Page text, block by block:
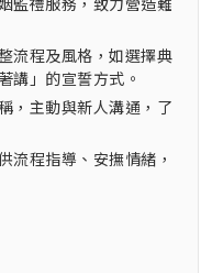
流程及風格，如選擇典
講」的宣誓方式。
，主動與新人溝通，了
流程指導、安撫情緒，